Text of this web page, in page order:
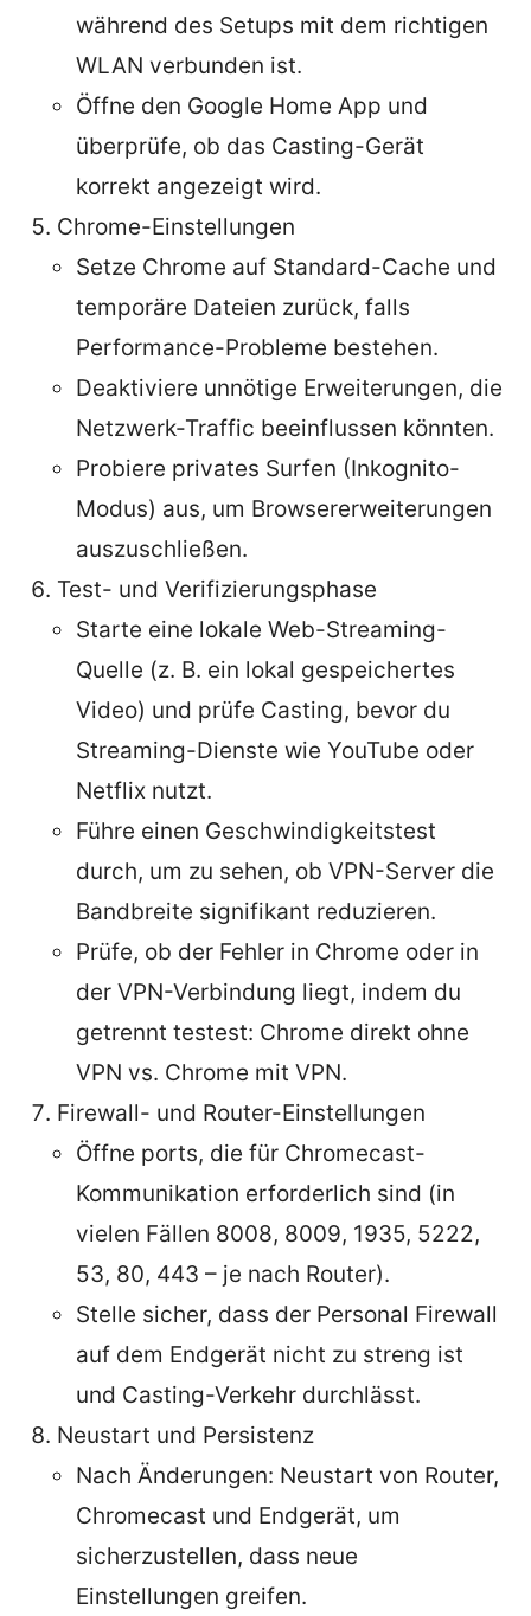
während des Setups mit dem richtigen
WLAN verbunden ist.
Öffne den Google Home App und
überprüfe, ob das Casting-Gerät
korrekt angezeigt wird.
Chrome-Einstellungen
Setze Chrome auf Standard-Cache und
temporäre Dateien zurück, falls
Performance-Probleme bestehen.
Deaktiviere unnötige Erweiterungen, die
Netzwerk-Traffic beeinflussen könnten.
Probiere privates Surfen (Inkognito-
Modus) aus, um Browsererweiterungen
auszuschließen.
Test- und Verifizierungsphase
Starte eine lokale Web-Streaming-
Quelle (z. B. ein lokal gespeichertes
Video) und prüfe Casting, bevor du
Streaming-Dienste wie YouTube oder
Netflix nutzt.
Führe einen Geschwindigkeitstest
durch, um zu sehen, ob VPN-Server die
Bandbreite signifikant reduzieren.
Prüfe, ob der Fehler in Chrome oder in
der VPN-Verbindung liegt, indem du
getrennt testest: Chrome direkt ohne
VPN vs. Chrome mit VPN.
Firewall- und Router-Einstellungen
Öffne ports, die für Chromecast-
Kommunikation erforderlich sind (in
vielen Fällen 8008, 8009, 1935, 5222,
53, 80, 443 – je nach Router).
Stelle sicher, dass der Personal Firewall
auf dem Endgerät nicht zu streng ist
und Casting-Verkehr durchlässt.
Neustart und Persistenz
Nach Änderungen: Neustart von Router,
Chromecast und Endgerät, um
sicherzustellen, dass neue
Einstellungen greifen.